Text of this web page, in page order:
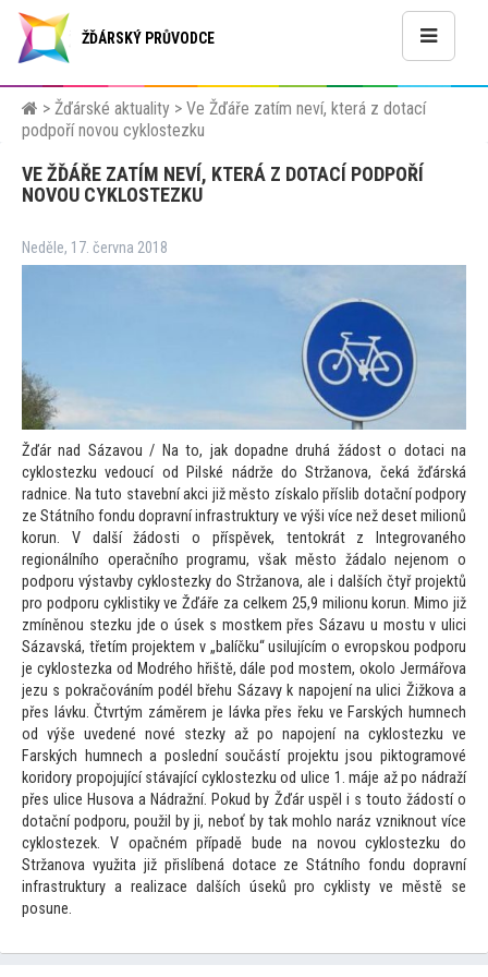
ŽĎÁRSKÝ PRŮVODCE
> Žďárské aktuality > Ve Žďáře zatím neví, která z dotací
podpoří novou cyklostezku
VE ŽĎÁŘE ZATÍM NEVÍ, KTERÁ Z DOTACÍ PODPOŘÍ
NOVOU CYKLOSTEZKU
Neděle, 17. června 2018
Žďár nad Sázavou / Nato, jak dopadne druhá žádost o dotaci na
cyklostezku vedoucí od Pilské nádrže do Stržanova, čeká žďárská
radnice. Na tuto stavební akci již město získalo příslib dotační podpory
ze Státního fondu dopravní infrastruktury ve výši více než deset milionů
korun. V další žádosti o příspěvek, tentokrát z Integrovaného
regionálního operačního programu, však město žádalo nejenom o
podporu výstavby cyklostezky do Stržanova, ale i dalších čtyř projektů
pro podporu cyklistiky ve Žďáře za celkem 25,9 milionu korun. Mimo již
zmíněnou stezku jde o úsek s mostkem přes Sázavu u mostu v ulici
Sázavská, třetím projektem v „balíčku“ usilujícím o evropskou podporu
je cyklostezka od Modrého hřiště, dále pod mostem, okolo Jermářova
jezu s pokračováním podél břehu Sázavy k napojení na ulici Žižkova a
přes lávku. Čtvrtým záměrem je lávka přes řeku ve Farských humnech
od výše uvedené nové stezky až po napojení na cyklostezku ve
Farských humnech a poslední součástí projektu jsou piktogramové
koridory propojující stávající cyklostezku od ulice 1. máje až po nádraží
přes ulice Husova a Nádražní. Pokud by Žďár uspěl i s touto žádostí o
dotační podporu, použil by ji, neboť by tak mohlo naráz vzniknout více
cyklostezek. V opačném případě bude na novou cyklostezku do
Stržanova využita již přislíbená dotace ze Státního fondu dopravní
infrastruktury a realizace dalších úseků pro cyklisty ve městě se
posune.